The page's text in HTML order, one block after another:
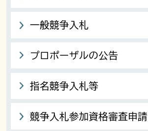
一般競争入札
プロポーザルの公告
指名競争入札等
競争入札参加資格審査申請